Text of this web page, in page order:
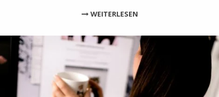
WEITERLESEN